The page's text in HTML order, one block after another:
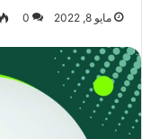
مايو 8, 2022 0